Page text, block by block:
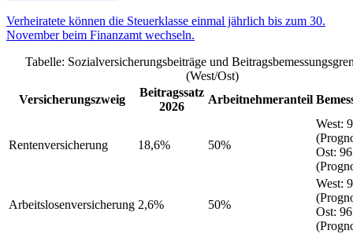
Verheiratete können die Steuerklasse einmal jährlich bis zum 30.
November beim Finanzamt wechseln.
Tabelle: Sozialversicherungsbeiträge und
(West/Ost)
Versicherungszweig
Beitragssatz
2026
Arbeitnehmeranteil
Rentenversicherung 18,6% 50%
West:
Ost:
Arbeitslosenversicherung 2,6% 50%
West:
Ost: